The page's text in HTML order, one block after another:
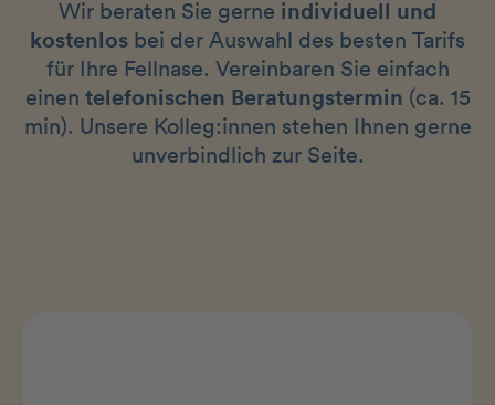
Wir beraten Sie gerne individuell und
kostenlos bei der Auswahl des besten Tarifs
für Ihre Fellnase. Vereinbaren Sie einfach
einen telefonischen Beratungstermin (ca. 15
min). Unsere Kolleg:innen stehen Ihnen gerne
unverbindlich zur Seite.